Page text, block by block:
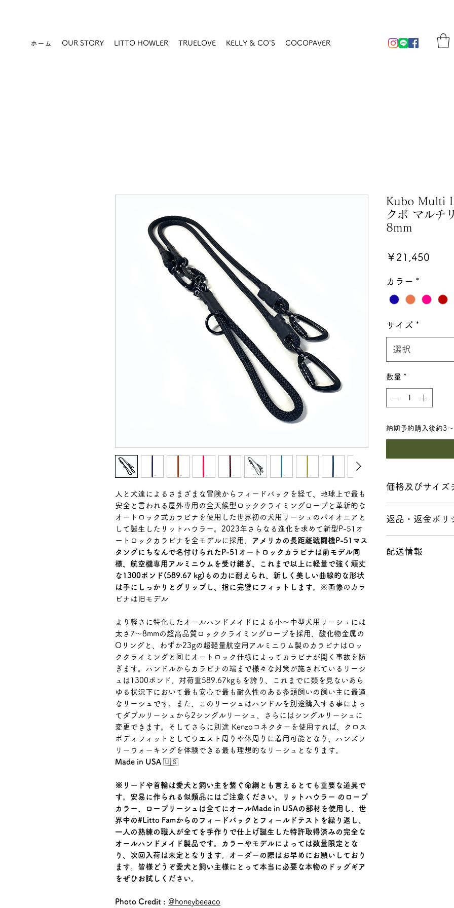
ホーム OUR STORY LITTO HOWLER TRUELOVE KELLY & CO'S COCOPAVER
人と犬達によるさまざまな冒険からフィードバックを経て、地球上で最も
安全と言われる屋外専用の全天候型ロッククライミングロープと革新的な
オートロック式カラビナを使用した世界初の犬用リーシュのパイオニアと
して誕生した リットハウラー。2023年さらなる進化を求めて新型P-51オ
ートロックカラビナを全モデルに採用、
アメリカの長距離戦闘機P-51マス
タングにちなんで名付けられたP-51オートロックカラビナは前モデル同
様、航空機専用アルミニウムを受け継ぎ、これまで以上に軽量で強く頑丈
な1300ポンド(589.67 kg)もの力に耐えられ、新しく美しい曲線的な形状
は手にしっかりとグリップし、指に完璧にフィットします。
※画像のカラ
ビナは旧モデル
より軽さに特化したオールハンドメイドによる小〜中型犬用リーシュには
太さ7〜8mmの超高品質ロッククライミングロープを採用、酸化物金属の
Oリングと、わずか23gの超軽量航空用アルミニウム製のカラビナはロッ
ククライミングと同じオートロック仕様によってカラビナが開く事故を防
ぎます。ハンドルからカラビナの端まで様々な対策が施されているリーシ
ュは1300ポンド、対荷重589.67kgもを誇り、これまでに類を見ないあら
ゆる状況下において最も安心で最も耐久性のある多頭飼いの飼い主に最適
なリーシュです。また、このリーシュはハンドルを別途購入する事によっ
てダブルリーシュから2シングルリーシュ、さらにはシングルリーシュに
変更できます。そしてさらに別途 Kenzoコネクターを使用すれば、クロス
ボディフィットとしてウエスト周りや体周りに着用可能となり、ハンズフ
リーウォーキングを体験できる最も理想的なリーシュとなります。
Made in USA 🇺🇸
※リードや首輪は愛犬と飼い主を繋ぐ命綱とも言えるとても重要な道具で
す。安易に作られる似類品にはご注意ください。リットハウラー のロープ
カラー、ロープリーシュは全てにオールMade in USAの部材を使用し、世
界中の#Litto Famからのフィードバックとフィールドテストを繰り返し、
一人の熟練の職人が全てを手作りで仕上げ誕生した特許取得済みの完全な
オールハンドメイド製品です。カラーやモデルによっては数量限定とな
り、次回入荷は未定となります。オーダーの際はお早めにお願いしており
ます。皆様どうぞ愛犬と飼い主様にとって本当に必要な本物のドッグギア
をぜひお試しください。
Photo Credit : @honeybeeaco
Kubo Multi
クボ マルチ
8mm
￥21,450
カラー *
サイズ *
選択
数量 *
納期予約購入後約3
価格及びサイズ
5ft：152.40 cm（
返品・返金ポリ
商品写真をよくご
配送情報